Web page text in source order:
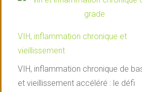
VIH, inflammation chronique et
vieillissement
VIH, inflammation chronique de
et vieillissement accéléré : le défi